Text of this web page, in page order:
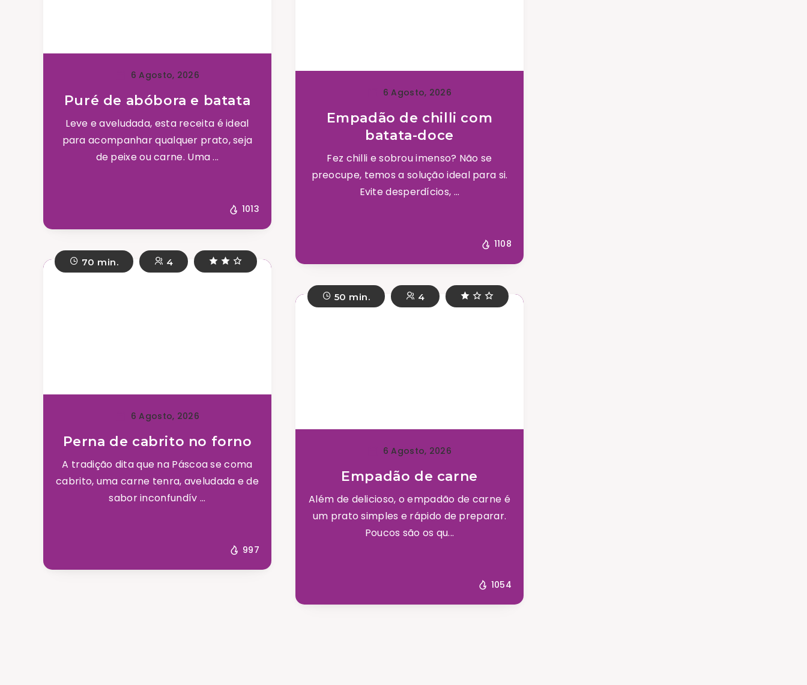
6 Agosto, 2026
Puré de abóbora e batata
Leve e aveludada, esta receita é ideal
para acompanhar qualquer prato, seja
de peixe ou carne. Uma ...
1013
6 Agosto, 2026
Empadão de chilli com
batata-doce
Fez chilli e sobrou imenso? Não se
preocupe, temos a solução ideal para si.
Evite desperdícios, ...
1108
70 min. 4
6 Agosto, 2026
Perna de cabrito no forno
A tradição dita que na Páscoa se coma
cabrito, uma carne tenra, aveludada e de
sabor inconfundív ...
997
50 min. 4
6 Agosto, 2026
Empadão de carne
Além de delicioso, o empadão de carne é
um prato simples e rápido de preparar.
Poucos são os qu...
1054